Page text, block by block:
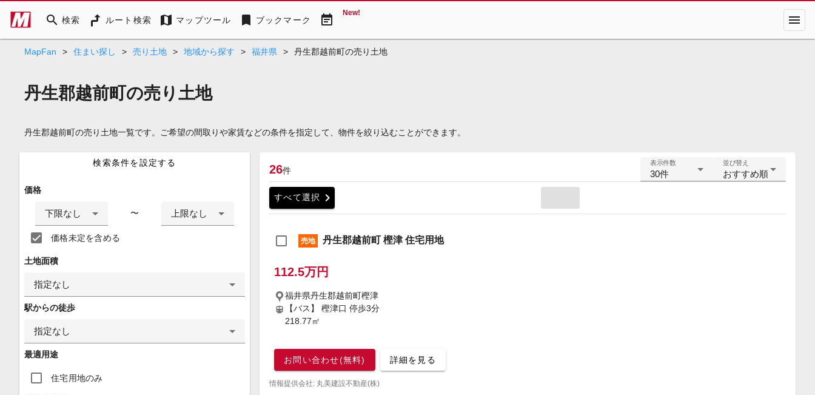
search 検索 ルート検索 map マップツール bookmark ブックマーク event_note New! menu
MapFan > 住まい探し > 売り土地 > 地域から探す > 福井県 > 丹生郡越前町の売り土地
丹生郡越前町の売り土地
丹生郡越前町の売り土地一覧です。ご希望の間取りや家賃などの条件を指定して、物件を絞り込むことができます。
検索条件を設定する
価格
下限なし 〜 上限なし
価格未定を含める
土地面積
指定なし
駅からの徒歩
指定なし
最適用途
住宅用地のみ
26件
表示件数
30件
並び替え
おすすめ順
すべて選択 chevron_right
売地 丹生郡越前町 樫津 住宅用地
112.5万円
福井県丹生郡越前町樫津
【バス】 樫津口 停歩3分
218.77㎡
お問い合わせ(無料) 詳細を見る
情報提供会社: 丸美建設不動産(株)